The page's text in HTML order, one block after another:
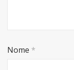
Nome *